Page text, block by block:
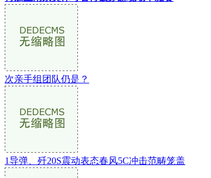
次亲手组团队仍是？
1导弹、歼20S震动表态春风5C冲击范畴笼盖